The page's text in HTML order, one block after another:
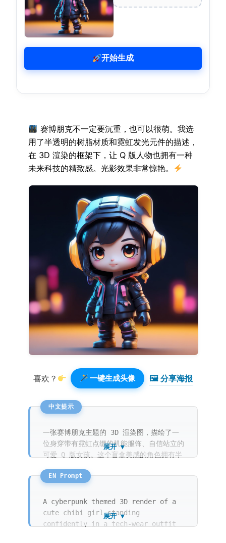
开始生成
赛博朋克不一定要沉重，也可以很萌。我选
用了半透明的树脂材质和霓虹发光元件的描述，
在 3D 渲染的框架下，让 Q 版人物也拥有一种
未来科技的精致感。光影效果非常惊艳。
喜欢？ 一键生成头像 🖼 分享海报️
一张赛博朋克主题的 3D 渲染图，描绘了一
位身穿带有霓虹点缀的机能服饰、自信站立的
可爱 Q 版女孩。这个盲盒美感的角色拥有半
渲染。光线追踪和柔和的摄影棚灯光在干净的
纯深炭灰色背景下营造出鲜明的对比，达到了
8k 专业级的高细节水平。
展开 ▼
A cyberpunk themed 3D render of a
cute chibi girl standing
confidently in a tech-wear outfit
展开 ▼